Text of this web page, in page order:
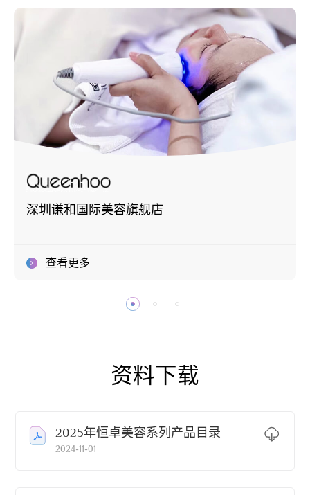
深圳谦和国际美容旗舰店
查看更多
资料下载
2025年恒卓美容系列产品目录
2024-11-01